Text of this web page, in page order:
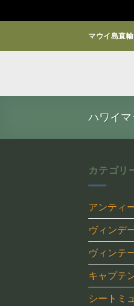
マウイ島直
ハワイ
カテゴリ
アンティ
ヴィンデ
ヴィンテ
キャプテ
シートミ